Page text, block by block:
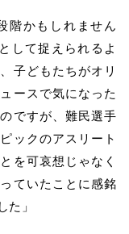
階かもしれません
して捉えられるよ
子どもたちがオリ
ースで気になった
ですが、難民選手
ックのアスリート
を可哀想じゃなく
ていたことに感銘
た」